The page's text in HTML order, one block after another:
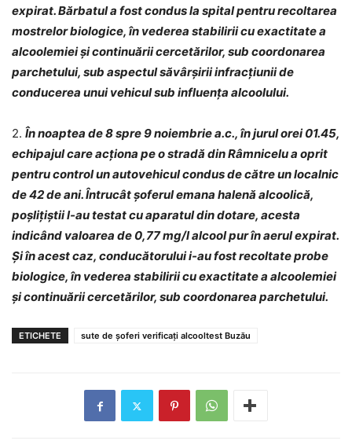
expirat. Bărbatul a fost condus la spital pentru recoltarea
mostrelor biologice, în vederea stabilirii cu exactitate a
alcoolemiei și continuării cercetărilor, sub coordonarea
parchetului, sub aspectul săvârșirii infracțiunii de
conducerea unui vehicul sub influența alcoolului.
2. În noaptea de 8 spre 9 noiembrie a.c., în jurul orei 01.45,
echipajul care acționa pe o stradă din Râmnicelu a oprit
pentru control un autovehicul condus de către un localnic
de 42 de ani. Întrucât șoferul emana halenă alcoolică,
poșlițiștii l-au testat cu aparatul din dotare, acesta
indicând valoarea de 0,77 mg/l alcool pur în aerul expirat.
Și în acest caz, conducătorului i-au fost recoltate probe
biologice, în vederea stabilirii cu exactitate a alcoolemiei
și continuării cercetărilor, sub coordonarea parchetului.
ETICHETE sute de șoferi verificați alcooltest Buzău